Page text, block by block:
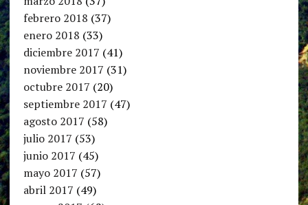
febrero 2018 (37)
enero 2018 (33)
diciembre 2017 (41)
noviembre 2017 (31)
octubre 2017 (20)
septiembre 2017 (47)
agosto 2017 (58)
julio 2017 (53)
junio 2017 (45)
mayo 2017 (57)
abril 2017 (49)